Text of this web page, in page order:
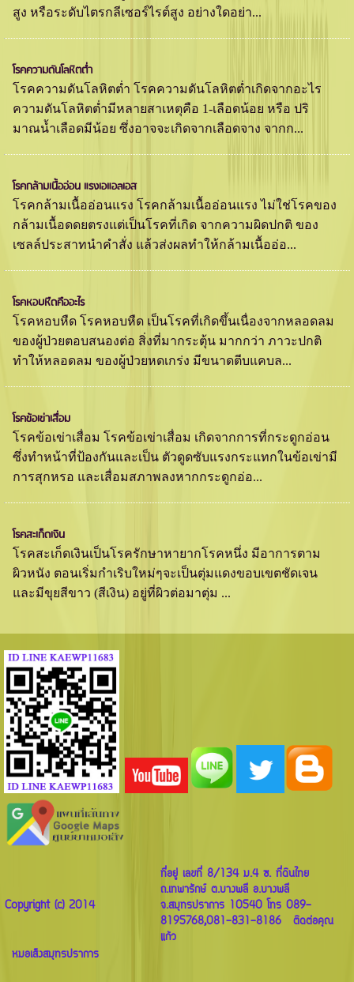
สูง หรือระดับไตรกลีเซอร์ไรต์สูง อย่างใดอย่า...
โรคความดันโลหิตตํ่า
โรคความดันโลหิตตํ่า โรคความดันโลหิตตํ่าเกิดจากอะไร
ความดันโลหิตตํ่ามีหลายสาเหตุคือ 1-เลือดน้อย หรือ ปริ
มาณนํ้าเลือดมีน้อย ซึ่งอาจจะเกิดจากเลือดจาง จากก...
โรคกล้ามเนื้ออ่อน แรงเอแอลเอส
โรคกล้ามเนื้ออ่อนแรง โรคกล้ามเนื้ออ่อนแรง ไม่ใช่โรคของ
กล้ามเนื้อดดยตรงแต่เป็นโรคที่เกิด จากความผิดปกติ ของ
เซลล์ประสาทนำคำสั่ง แล้วส่งผลทำให้กล้ามเนื้ออ่อ...
โรคหอบหืดคืออะไร
โรคหอบหืด โรคหอบหืด เป็นโรคที่เกิดขึ้นเนื่องจากหลอดลม
ของผู้ป่วยตอบสนองต่อ สิ่งที่มากระตุ้น มากกว่า ภาวะปกติ
ทำให้หลอดลม ของผู้ป่วยหดเกร่ง มีขนาดตีบแคบล...
โรคข้อเข่าเสื่อม
โรคข้อเข่าเสื่อม โรคข้อเข่าเสื่อม เกิดจากการที่กระดูกอ่อน
ซึ่งทำหน้าที่ป้องกันและเป็น ตัวดูดซับแรงกระแทกในข้อเข่ามี
การสุกหรอ และเสื่อมสภาพลงหากกระดูกอ่อ...
โรคสะเก็ดเงิน
โรคสะเก็ดเงินเป็นโรครักษาหายากโรคหนึ่ง มีอาการตาม
ผิวหนัง ตอนเริ่มกำเริบใหม่ๆจะเป็นตุ่มแดงขอบเขตชัดเจน
และมีขุยสีขาว (สีเงิน) อยู่ที่ผิวต่อมาตุ่ม ...
Copyright (c) 2014
ที่อยู่ เลขที่ 8/134 ม.4 ซ. ที่ดินไทย
ถ.เทพารักษ์ ต.บางพลี อ.บางพลี
จ.สมุทรปราการ 10540 โทร 089-
8195768,081-831-8186 ติดต่อคุณ
แก้ว
หมอเส็งสมุทรปราการ